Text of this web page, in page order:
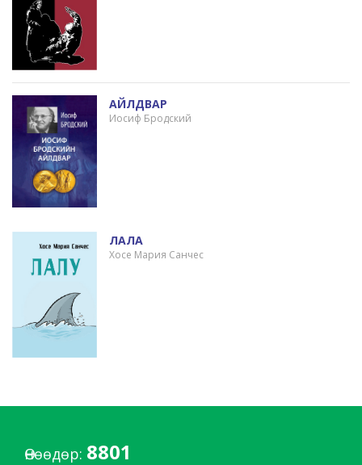
АЙЛДВАР
Иосиф Бродский
ЛАЛА
Хосе Мария Санчес
Өнөөдөр: 8801